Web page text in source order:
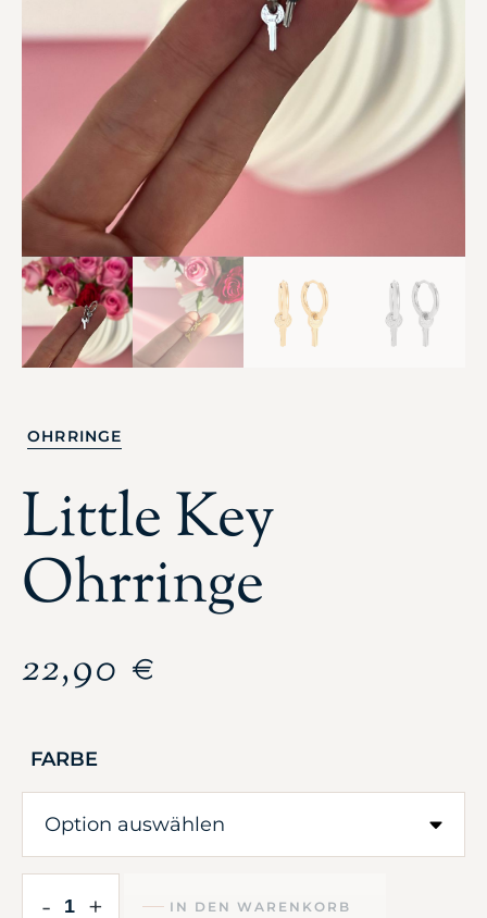
OHRRINGE
Little Key
Ohrringe
22,90 €
FARBE
- + IN DEN WARENKORB